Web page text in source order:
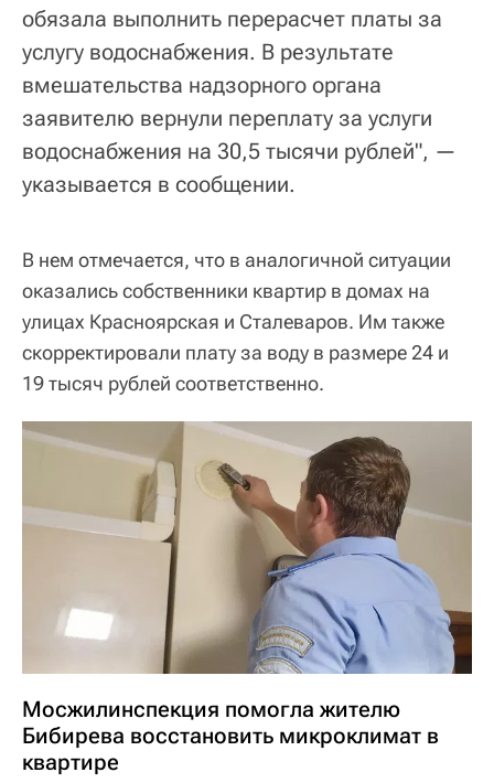
обязала выполнить перерасчет платы за
услугу водоснабжения. В результате
вмешательства надзорного органа
заявителю вернули переплату за услуги
водоснабжения на 30,5 тысячи рублей", —
указывается в сообщении.
В нем отмечается, что в аналогичной ситуации
оказались собственники квартир в домах на
улицах Красноярская и Сталеваров. Им также
скорректировали плату за воду в размере 24 и
19 тысяч рублей соответственно.
Мосжилинспекция помогла жителю
Бибирева восстановить микроклимат в
квартире